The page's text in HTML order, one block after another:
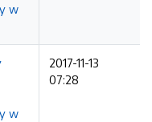
w
w
2017-11-13
07:28